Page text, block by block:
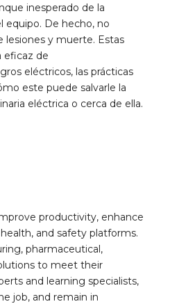
inesperado de la
equipo. De hecho, no
lesiones y muerte. Estas
eficaz de
eléctricos, las prácticas
este puede salvarle la
eléctrica o cerca de ella.
productivity, enhance
and safety platforms.
pharmaceutical,
to meet their
and learning specialists,
job, and remain in